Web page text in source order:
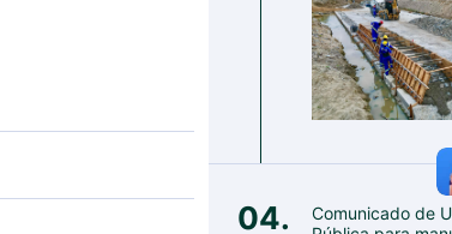
04.
Comunicado de